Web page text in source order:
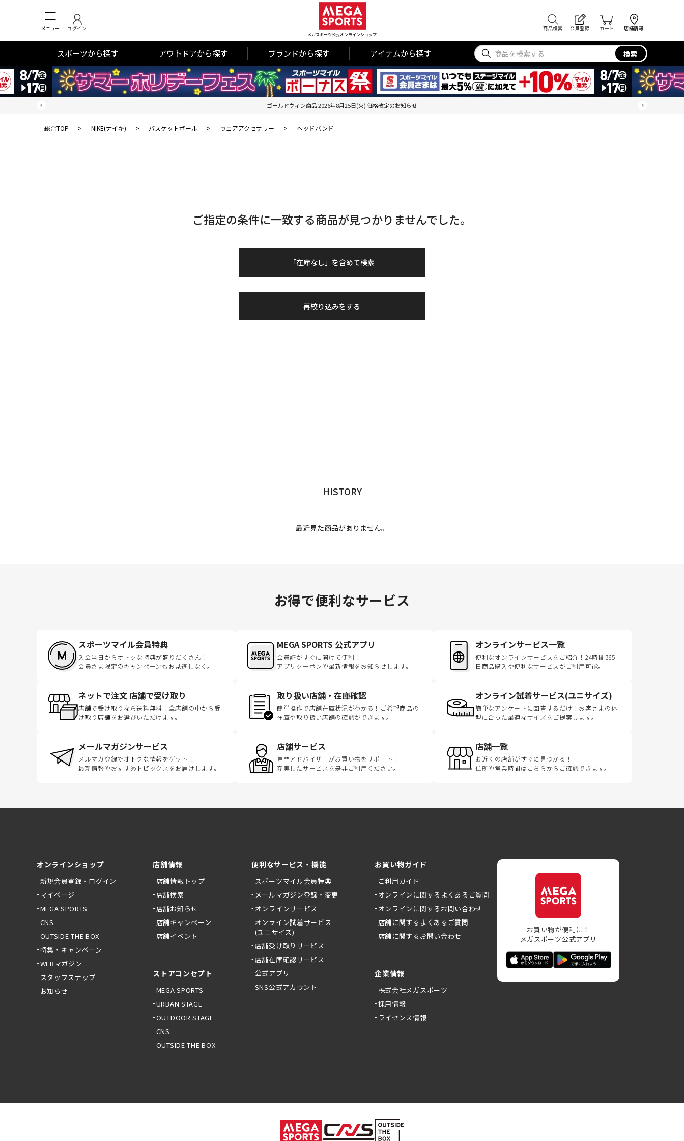
メニュー ログイン
メガスポーツ公式オンラインショップ
商品検索 会員登録 カート 店舗情報
スポーツから探す アウトドアから探す ブランドから探す アイテムから探す 検索
ゴールドウィン商品 2026年8月25日(火) 価格改定のお知らせ
総合TOP > NIKE(ナイキ) > バスケットボール > ウェアアクセサリー > ヘッドバンド
ご指定の条件に一致する商品が見つかりませんでした。
「在庫なし」を含めて検索
再絞り込みをする
HISTORY
最近見た商品がありません。
お得で便利なサービス
スポーツマイル会員特典
入会当日からオトクな特典が盛りだくさん！
会員さま限定のキャンペーンもお見逃しなく。
MEGA SPORTS 公式アプリ
会員証がすぐに開けて便利！
アプリクーポンや最新情報をお知らせします。
オンラインサービス一覧
便利なオンラインサービスをご紹介！24時間365
日商品購入や便利なサービスがご利用可能。
ネットで注文 店舗で受け取り
店舗で受け取りなら送料無料！全店舗の中から受
け取り店舗をお選びいただけます。
取り扱い店舗・在庫確認
簡単操作で店舗在庫状況がわかる！ご希望商品の
在庫や取り扱い店舗の確認ができます。
オンライン試着サービス(ユニサイズ)
簡単なアンケートに回答するだけ！お客さまの体
型に合った最適なサイズをご提案します。
メールマガジンサービス
メルマガ登録でオトクな情報をゲット！
最新情報やおすすめトピックスをお届けします。
店舗サービス
専門アドバイザーがお買い物をサポート！
充実したサービスを是非ご利用ください。
店舗一覧
お近くの店舗がすぐに見つかる！
住所や営業時間はこちらからご確認できます。
オンラインショップ
新規会員登録・ログイン
マイページ
MEGA SPORTS
CNS
OUTSIDE THE BOX
特集・キャンペーン
WEBマガジン
スタッフスナップ
お知らせ
店舗情報
店舗情報トップ
店舗検索
店舗お知らせ
店舗キャンペーン
店舗イベント
ストアコンセプト
MEGA SPORTS
URBAN STAGE
OUTDOOR STAGE
CNS
OUTSIDE THE BOX
便利なサービス・機能
スポーツマイル会員特典
メールマガジン登録・変更
オンラインサービス
オンライン試着サービス
(ユニサイズ)
店舗受け取りサービス
店舗在庫確認サービス
公式アプリ
SNS公式アカウント
お買い物ガイド
ご利用ガイド
オンラインに関するよくあるご質問
オンラインに関するお問い合わせ
店舗に関するよくあるご質問
店舗に関するお問い合わせ
企業情報
株式会社メガスポーツ
採用情報
ライセンス情報
お買い物が便利に！
メガスポーツ公式アプリ